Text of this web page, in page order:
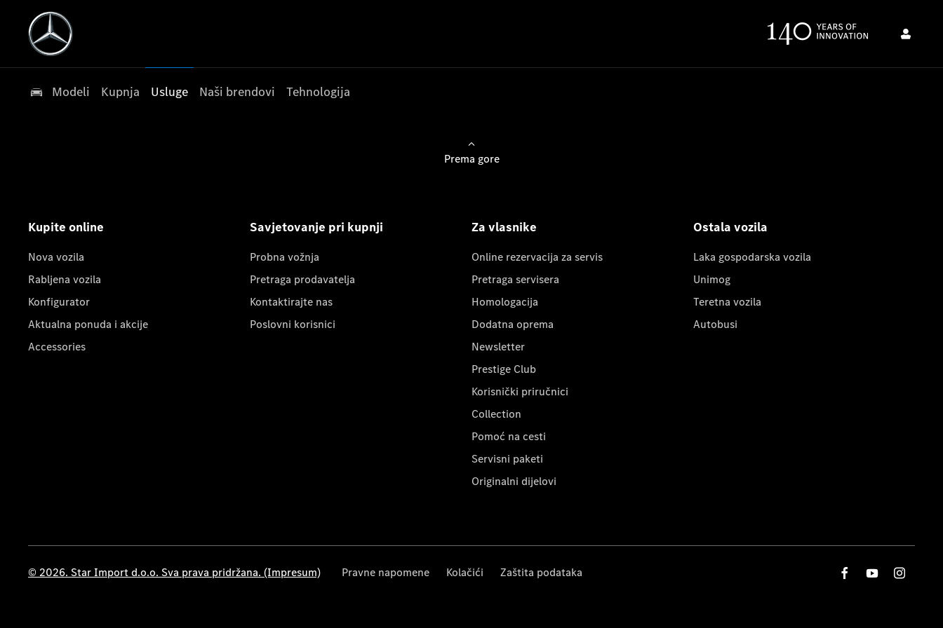
Modeli Kupnja Usluge Naši brendovi Tehnologija
Prema gore
Kupite online
Nova vozila
Rabljena vozila
Konfigurator
Aktualna ponuda i akcije
Accessories
Savjetovanje pri kupnji
Probna vožnja
Pretraga prodavatelja
Kontaktirajte nas
Poslovni korisnici
Za vlasnike
Online rezervacija za servis
Pretraga servisera
Homologacija
Dodatna oprema
Newsletter
Prestige Club
Korisnički priručnici
Collection
Pomoć na cesti
Servisni paketi
Originalni dijelovi
Ostala vozila
Laka gospodarska vozila
Unimog
Teretna vozila
Autobusi
© 2026. Star Import d.o.o. Sva prava pridržana. (Impresum) Pravne napomene Kolačići Zaštita podataka